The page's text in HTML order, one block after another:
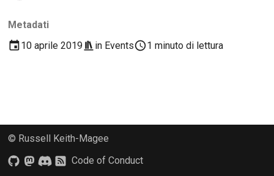
Türkçe
Lavorare da una filiale
testare il codice
dell'edificio
2014
2013
Metadati
10 aprile 2019
in Events 1 minuto di lettura
© Russell Keith-Magee
Code of Conduct